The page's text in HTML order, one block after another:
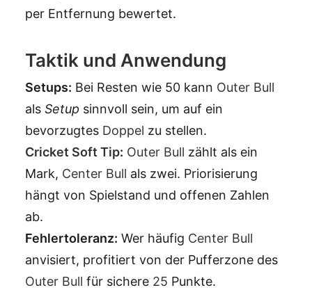
per Entfernung bewertet.
Taktik und Anwendung
Setups: Bei Resten wie 50 kann Outer Bull
als Setup sinnvoll sein, um auf ein
bevorzugtes Doppel zu stellen.
Cricket Soft Tip: Outer Bull zählt als ein
Mark, Center Bull als zwei. Priorisierung
hängt von Spielstand und offenen Zahlen
ab.
Fehlertoleranz: Wer häufig Center Bull
anvisiert, profitiert von der Pufferzone des
Outer Bull für sichere 25 Punkte.